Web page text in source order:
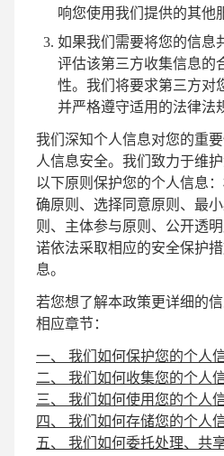
响您使用我们提供的其他
如果我们需要将您的信息
评估该第三方收集信息的
性。我们将要求第三方对
并严格遵守适用的法律法
我们深知个人信息对您的重
人信息安全。我们致力于维
以下原则保护您的个人信息
确原则、选择同意原则、最
则、主体参与原则、公开透
诺依法采取相应的安全保护
息。
若您想了解本政策更详细的
相应章节：
一、 我们如何保护您的个人
二、 我们如何收集您的个人
三、 我们如何使用您的个人
四、 我们如何存储您的个人
五、 我们如何委托处理、共